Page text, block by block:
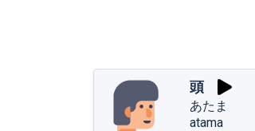
頭
あたま
atama